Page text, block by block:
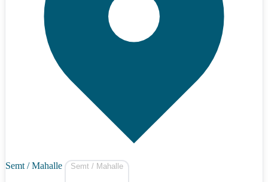
Semt / Mahalle Semt / Mahalle